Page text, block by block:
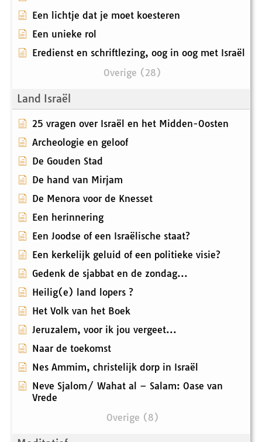
Een lichtje dat je moet koesteren
Een unieke rol
Eredienst en schriftlezing, oog in oog met Israël
Overige (28)
Land Israël
25 vragen over Israël en het Midden-Oosten
Archeologie en geloof
De Gouden Stad
De hand van Mirjam
De Menora voor de Knesset
Een herinnering
Een Joodse of een Israëlische staat?
Een kerkelijk geluid of een politieke visie?
Gedenk de sjabbat en de zondag...
Heilig(e) land lopers ?
Het Volk van het Boek
Jeruzalem, voor ik jou vergeet...
Naar de toekomst
Nes Ammim, christelijk dorp in Israël
Neve Sjalom/ Wahat al – Salam: Oase van
Vrede
Overige (8)